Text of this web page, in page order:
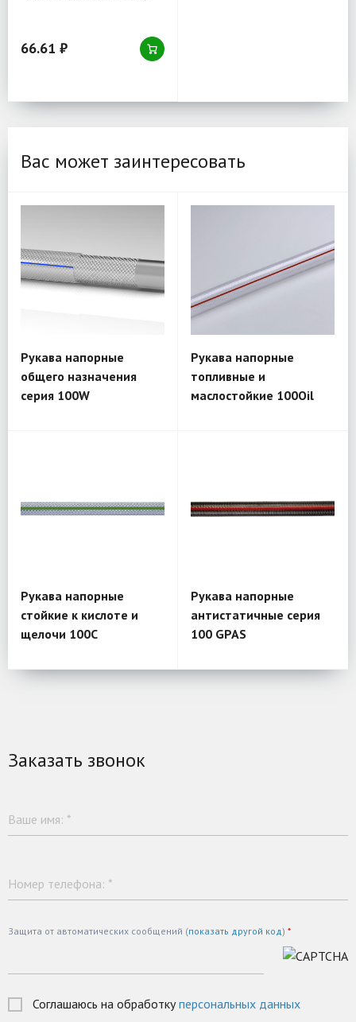
66.61 ₽
Вас может заинтересовать
Рукава напорные
общего назначения
серия 100W
Рукава напорные
топливные и
маслостойкие 100Oil
Рукава напорные
стойкие к кислоте и
щелочи 100С
Рукава напорные
антистатичные серия
100 GPAS
Заказать звонок
Ваше имя: *
Номер телефона: *
Защита от автоматических сообщений (показать другой код) *
Соглашаюсь на обработкуперсональных данных